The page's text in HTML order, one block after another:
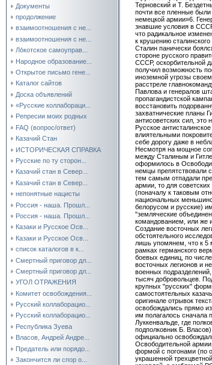
Документы
продолжение
взаимоотношения с не...
взаимоотношения с не...
Ло́котское самоуправ...
Народное образование...
Открытое письмо гене...
Каталог сайтов
Доска объявлений
«Русские коллабораци...
Репресии моих родных
FAQ (вопрос/ответ)
Казачий Стан
ИСТОРИЧЕСКАЯ СПРАВКА
Русские по ту сторон...
Казачий стан в Север...
Казачий стан в Север...
непонятные нацисты
Россия - наша. Прошл...
Россия - наша. Прошл...
Казаки и Русское Осв...
Казаки и Русское Осв...
список каталогов в к...
Смертный приговор дл...
Смертный приговор дл...
УГОЛ ОТРАЖЕНИЯ
Комитет освобождения...
Русский коллаборацио...
Русский коллаборацио...
Республика Зуева
Власов, Андрей Андре...
Предатель или порядо...
Закончится ли спор о...
Терновский и Т.
почти все пленные
немецкой армии»6.
знавшие условия в
что радикальное
к крушению
Сталин панически
стороне русского
СССР, оскорбительной
получил возможность
иноземной угрозы
расстреле
Павлова и генералов
пропагандистской
восстановить
захватнические планы
антисоветских сил, это
Русское
влиятельными
себе дорогу даже в
Несмотря на мощное
между Сталиным и
оформилось в
немцы препятствовали
тем самым отпадали
армии, то для
(поначалу к таковым
национальных
белорусом и русские)
"земляческие
командованием, или же
Создание восточных
обстоятельного
лишь упомянем, что к 5
рамках германского
боевых единиц, по
восточных легионов и
военных
тысяч добровольцев.
крупных "русских"
самостоятельных
оригинале отрывок
освобождались прямо
им полагалось сначала
Луккенвальде, где
подполковник Б.
официально
Освободительной
формой с погонами (по
украшенной